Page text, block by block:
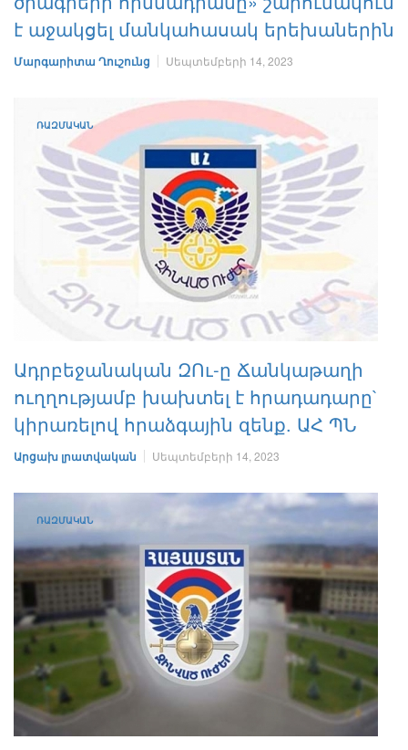
է աջակցել մանկահասակ երեխաներին
Մարգարիտա Ղուշունց Սեպտեմբերի 14, 2023
ՌԱԶՄԱԿԱՆ
Ադրբեջանական ԶՈւ-ը Ճանկաթաղի
ուղղությամբ խախտել է հրադադարը`
կիրառելով հրաձգային զենք. ԱՀ ՊՆ
Արցախ լրատվական Սեպտեմբերի 14, 2023
ՌԱԶՄԱԿԱՆ